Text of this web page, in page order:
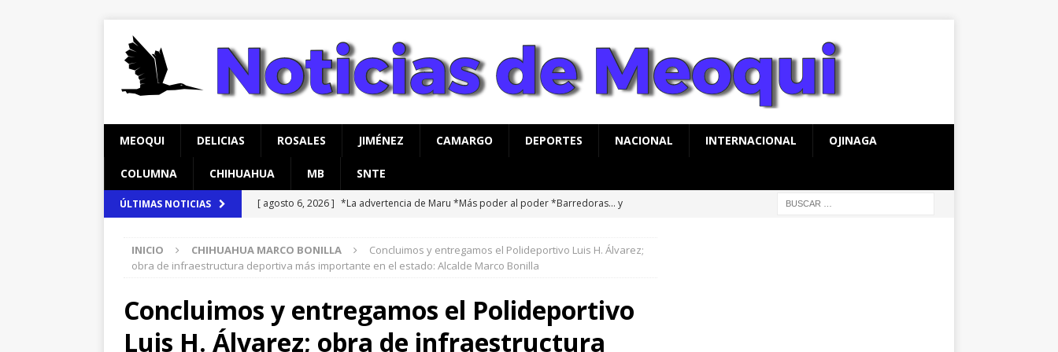
MEOQUI DELICIAS ROSALES JIMÉNEZ CAMARGO DEPORTES NACIONAL INTERNACIONAL OJINAGA
COLUMNA CHIHUAHUA MB SNTE
ÚLTIMAS NOTICIAS [ agosto 6, 2026 ] *La advertencia de Maru *Más poder al poder *Barredoras… y
[ agosto 5, 2026 ] Anuncian Miriam Soto y Jesús Carrillo apertura de un nuevo
[ agosto 6, 2026 ] Más de mil 100 vales de uniformes y zapatos escolares entregados
en Lázaro Cárdenas
MEOQUI
INICIO CHIHUAHUA MARCO BONILLA
Concluimos y entregamos el Polideportivo Luis H. Álvarez;
obra de infraestructura deportiva más importante en el estado: Alcalde Marco Bonilla
Concluimos y entregamos el Polideportivo
Luis H. Álvarez; obra de infraestructura